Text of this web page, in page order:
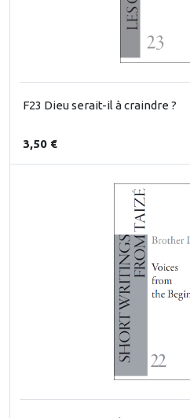
F23 Dieu serait-il à craindre ?
3,50 €